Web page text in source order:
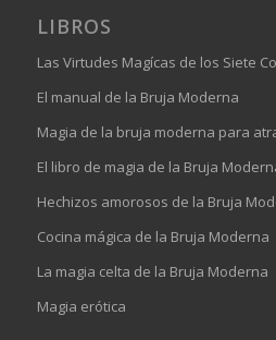
LIBROS
Las Virtudes Magícas de los Siete
El manual de la Bruja Moderna
Magia de la bruja moderna para
El libro de magia de la Bruja
Hechizos amorosos de la Bruja
Cocina mágica de la Bruja Moderna
La magia celta de la Bruja Moderna
Magia erótica